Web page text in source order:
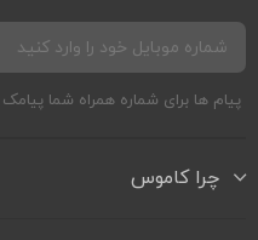
پیام ها برای شماره همراه شما
چرا کاموس